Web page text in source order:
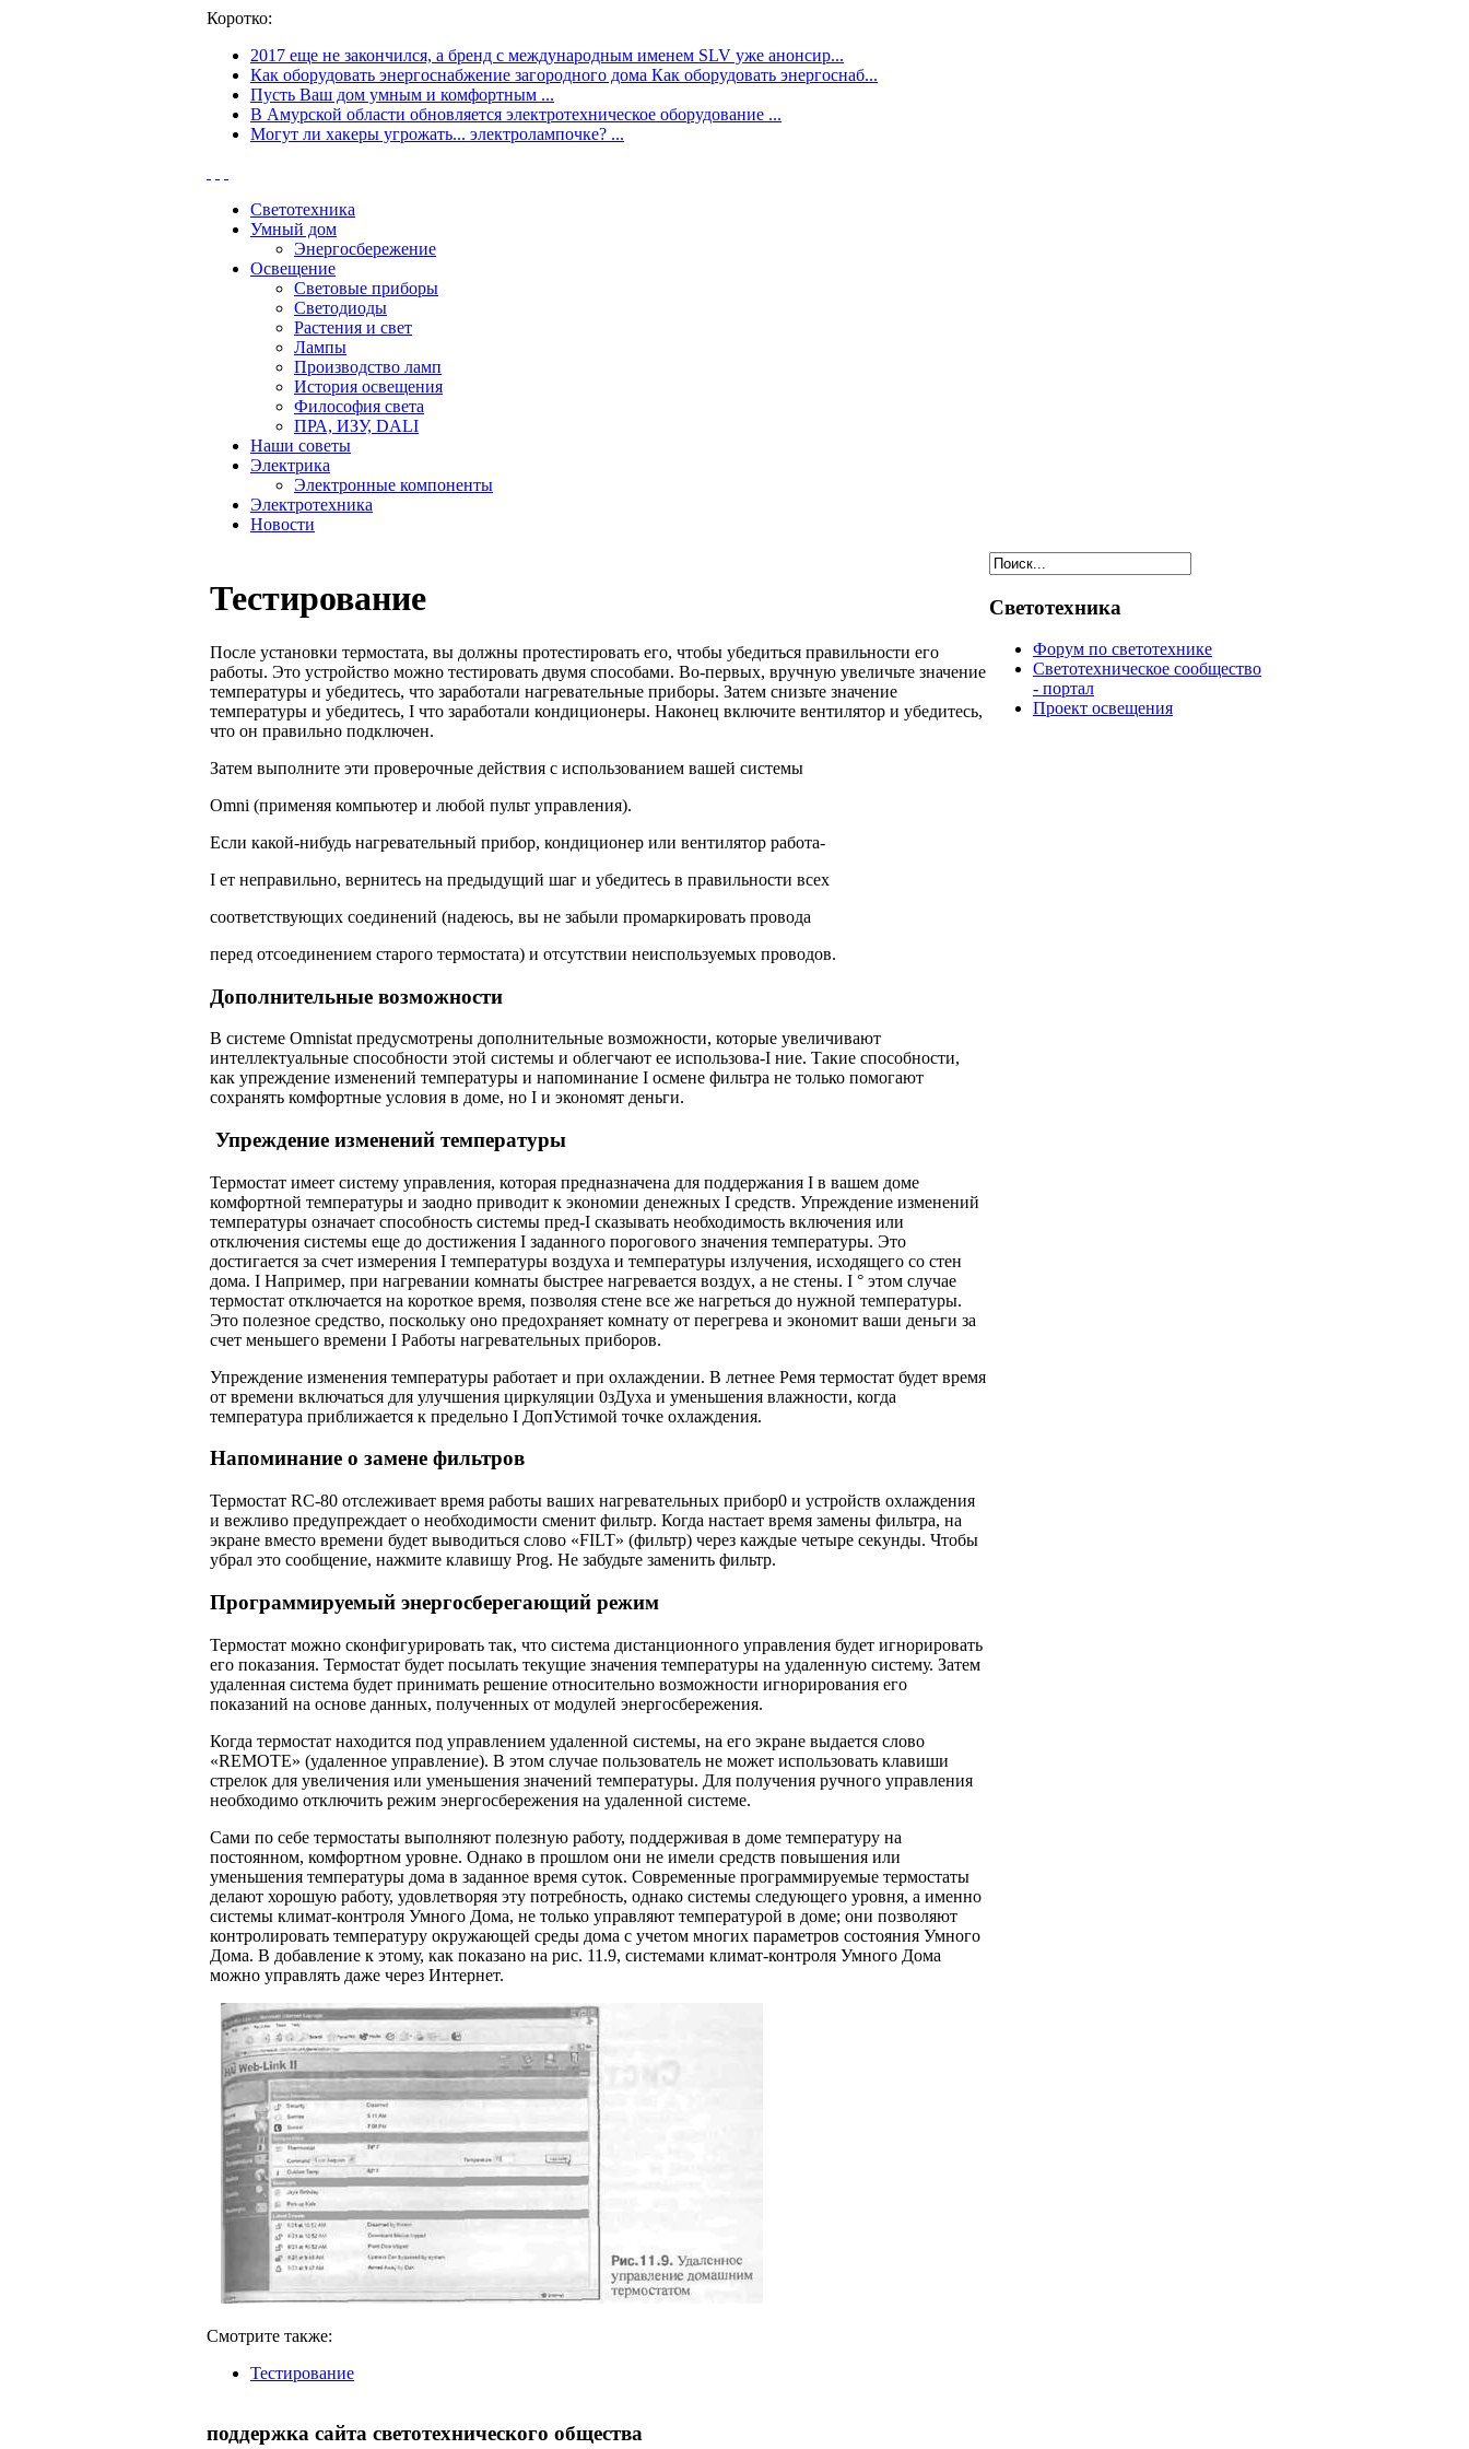
Коротко:
2017 еще не закончился, а бренд с международным именем SLV уже анонсир...
Как оборудовать энергоснабжение загородного дома Как оборудовать энергоснаб...
Пусть Ваш дом умным и комфортным ...
В Амурской области обновляется электротехническое оборудование ...
Могут ли хакеры угрожать... электролампочке? ...
Светотехника
Умный дом
Энергосбережение
Освещение
Световые приборы
Светодиоды
Растения и свет
Лампы
Производство ламп
История освещения
Философия света
ПРА, ИЗУ, DALI
Наши советы
Электрика
Электронные компоненты
Электротехника
Новости
Тестирование
После установки термостата, вы должны протестировать его, чтобы убедиться правильности его
работы. Это устройство можно тестировать двумя способами. Во-первых, вручную увеличьте значение
температуры и убедитесь, что зарабо­тали нагревательные приборы. Затем снизьте значение
температуры и убедитесь, I что заработали кондиционеры. Наконец включите вентилятор и убедитесь,
что он правильно подключен.
Затем выполните эти проверочные действия с использованием вашей системы
Omni (применяя компьютер и любой пульт управления).
Если какой-нибудь нагревательный прибор, кондиционер или вентилятор работа-
I ет неправильно, вернитесь на предыдущий шаг и убедитесь в правильности всех
соответствующих соединений (надеюсь, вы не забыли промаркировать провода
перед отсоединением старого термостата) и отсутствии неиспользуемых проводов.
Дополнительные возможности
В системе Omnistat предусмотрены дополнительные возможности, которые уве­личивают
интеллектуальные способности этой системы и облегчают ее использова-I ние. Такие способности,
как упреждение изменений температуры и напоминание I осмене фильтра не только помогают
сохранять комфортные условия в доме, но I и экономят деньги.
Упреждение изменений температуры
Термостат имеет систему управления, которая предназначена для поддержания I в вашем доме
комфортной температуры и заодно приводит к экономии денежных I средств. Упреждение изменений
температуры означает способность системы пред-I сказывать необходимость включения или
отключения системы еще до достижения I заданного порогового значения температуры. Это
достигается за счет измерения I температуры воздуха и температуры излучения, исходящего со стен
дома. I Например, при нагревании комнаты быстрее нагревается воздух, а не стены. I ° этом случае
термостат отключается на короткое время, позволяя стене все же нагреться до нужной температуры.
Это полезное средство, поскольку оно предо­храняет комнату от перегрева и экономит ваши деньги за
счет меньшего времени I Работы нагревательных приборов.
Упреждение изменения температуры работает и при охлаждении. В летнее Ремя термостат будет время
от времени включаться для улучшения циркуляции 0зДуха и уменьшения влажности, когда
температура приближается к предельно I ДопУстимой точке охлаждения.
Напоминание о замене фильтров
Термостат RC-80 отслеживает время работы ваших нагревательных прибор0 и устройств охлаждения
и вежливо предупреждает о необходимости сменит фильтр. Когда настает время замены фильтра, на
экране вместо времени будет выводиться слово «FILT» (фильтр) через каждые четыре секунды. Чтобы
убрал это сообщение, нажмите клавишу Prog. Не забудьте заменить фильтр.
Программируемый энергосберегающий режим
Термостат можно сконфигурировать так, что система дистанционного управле­ния будет игнорировать
его показания. Термостат будет посылать текущие значе­ния температуры на удаленную систему. Затем
удаленная система будет прини­мать решение относительно возможности игнорирования его
показаний на основе данных, полученных от модулей энергосбережения.
Когда термостат находится под управлением удаленной системы, на его экране выдается слово
«REMOTE» (удаленное управление). В этом случае пользователь не может использовать клавиши
стрелок для увеличения или уменьшения значе­ний температуры. Для получения ручного управления
необходимо отключить режим энергосбережения на удаленной системе.
Сами по себе термостаты выполняют полезную работу, поддерживая в доме тем­пературу на
постоянном, комфортном уровне. Однако в прошлом они не имели средств повышения или
уменьшения температуры дома в заданное время суток. Современные программируемые термостаты
делают хорошую работу, удовлетворяя эту потребность, однако системы следующего уровня, а именно
системы климат-контроля Умного Дома, не только управляют температурой в доме; они позволяют
контролировать температуру окружающей среды дома с учетом многих параметров состояния Умного
Дома. В добавление к этому, как показано на рис. 11.9, системами климат-контроля Умного Дома
можно управлять даже через Интернет.
Смотрите также:
Тестирование
Светотехника
Форум по светотехнике
Светотехническое сообщество
- портал
Проект освещения
поддержка сайта светотехнического общества